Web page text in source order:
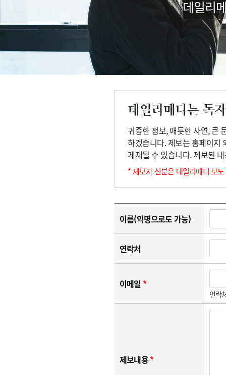
학회·연수강좌 학회/연수강좌 행사
법적고지
데일리
데일리메디는 독
귀중한 정보, 애틋한 사연, 큰
하겠습니다. 제보는 홈페이지
게재될 수 있습니다. 제보된
* 제보자 신분은 데일리메디 보
이름(익명으로도 가능)
연락처
이메일 *
연락
제보내용*